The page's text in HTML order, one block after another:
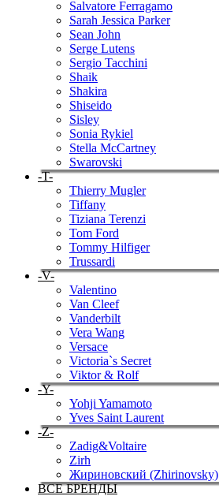
Salvatore Ferragamo
Sarah Jessica Parker
Sean John
Serge Lutens
Sergio Tacchini
Shaik
Shakira
Shiseido
Sisley
Sonia Rykiel
Stella McCartney
Swarovski
-T-
Thierry Mugler
Tiffany
Tiziana Terenzi
Tom Ford
Tommy Hilfiger
Trussardi
-V-
Valentino
Van Cleef
Vanderbilt
Vera Wang
Versace
Victoria`s Secret
Viktor & Rolf
-Y-
Yohji Yamamoto
Yves Saint Laurent
-Z-
Zadig&Voltaire
Zirh
Жириновский (Zhirinovsky)
ВСЕ БРЕНДЫ